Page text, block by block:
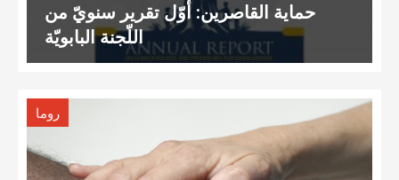
حماية القاصرين: أوّل تقرير سنويّ من
اللّجنة البابويّة
روما